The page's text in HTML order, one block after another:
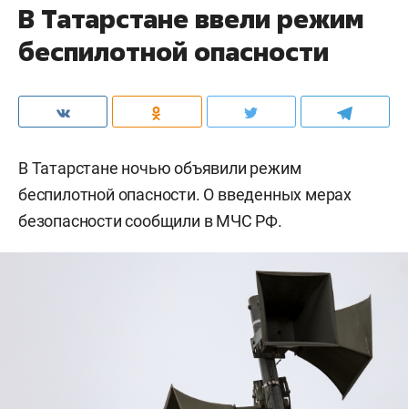
В Татарстане ввели режим
беспилотной опасности
В Татарстане ночью объявили режим
беспилотной опасности. О введенных мерах
безопасности сообщили в МЧС РФ.